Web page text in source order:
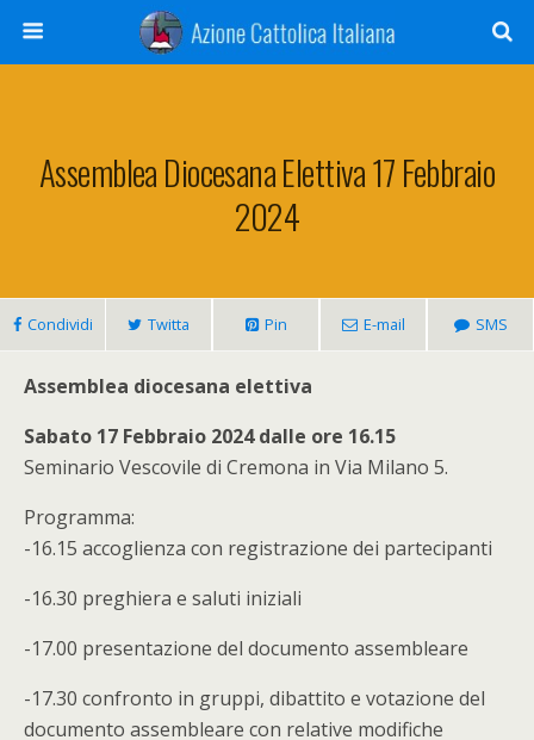
Assemblea Diocesana Elettiva 17 Febbraio
2024
Condividi Twitta Pin E-mail SMS
Assemblea diocesana elettiva
Sabato 17 Febbraio 2024 dalle ore 16.15
Seminario Vescovile di Cremona in Via Milano 5.
Programma:
-16.15 accoglienza con registrazione dei partecipanti
-16.30 preghiera e saluti iniziali
-17.00 presentazione del documento assembleare
-17.30 confronto in gruppi, dibattito e votazione del
documento assembleare con relative modifiche